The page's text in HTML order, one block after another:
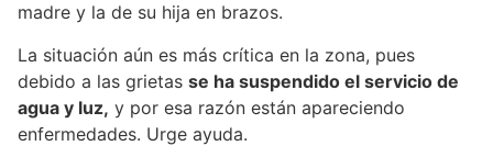
madre y la de su hija en brazos.
La situación aún es más crítica en la zona, pues
debido a las grietas se ha suspendido el servicio de
agua y luz, y por esa razón están apareciendo
enfermedades. Urge ayuda.